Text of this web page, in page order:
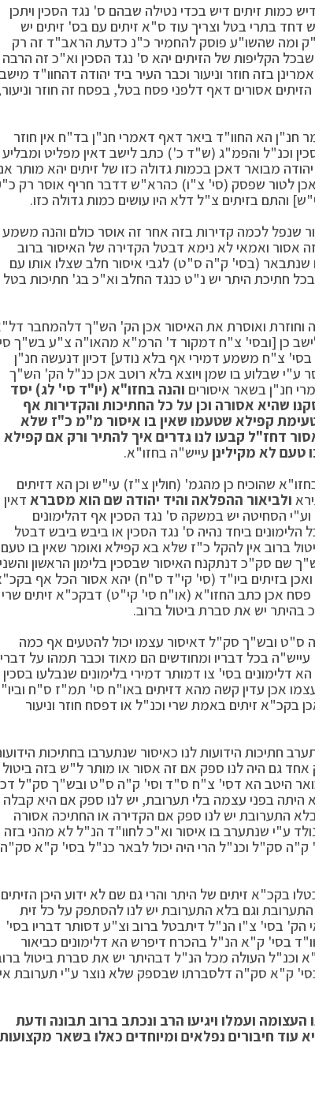
כמות זיתים דיש בכדי נטילה שבהם ס' נגד הסכין ויתכן
דחד בתרי בטל וצריך עוד ס"א זיתים עם בס' זיתים יש
ומה שהשו"ע פוסק להחמיר כ"נ כדעת הראב"ד זה רק
הקליפות של הזיתים יהא ס' נגד הסכין וא"כ זה הרבה
בזה חוזר וניעור וכבר העיר ביד יהודה דהחוו"ד מישב
אסורים דאף דלפני פסח בטל, בפסח זה חוזר
חנ"ן הא החוו"ד ביאר דאף דאמרי חנ"ן בד"ח אין חוזר
וכנ"ל והפמ"ג (ש"ד כ') כתב לישב דאין מפליט ומבליע
מבואר דאכן בכמות גדולה כזו של זיתים יהא מותר
לטור שפסק (סי' צ"ו) כהרא"ש דדבר חריף אוסר רק
והתם בזיתים צ"ל דלא היו עושים כמות גדולה כזו.
לכמה קדירות בזה אחר זה אוסר כולם והנה משמע
אסור ואמאי לא נימא דבטל הקדירה של האיסור ברוב
שנתבאר (בסי' ק"ה ס"ט) לגבי איסור חלב שצלו אותו עם
חתיכת היתר יש נ"ט כנגד החלב וא"כ בג' חתיכות בטל
וחוזרת ואוסרת את האיסור אכן הק' הש"ך דלהמחבר
כן [ובסי' צ"ח דמקור ד' הרמ"א מהאו"ה צ"ע בש"ך
צ"ח משמע דמירי אף בלא נודע] דכיון דנעשה חנ"ן
ע"י שבלוע בו שמן ויוצא בלא רוטב אכן כנ"ל הק' הש"ך
חנ"ן בשאר איסורים והנה בחזו"א (יו"ד סי' לג) יסד
שהיא אסורה וכן על כל החתיכות והקדירות אף
קפילא שטעמו שאין בו איסור מ"מ כ"ז שלא
דחז"ל קבעו לנו גדרים איך להתיר ורק אם קפילא
טעם לא מקילינן עייש"ה בחזו"א.
שהוכיח כן מהגמ' (חולין צ"ז) עי"ש וכן הא דזיתים
ולביאור ההפלאה והיד יהודה שם הוא מסברא דאין
וע"י הסחיטה יש במשקה ס' נגד הסכין אף דהלימונים
ביחד נהיה ס' נגד הסכין או ביבש ביבש דבטל
ברוב אין להקל כ"ז שלא בא קפילא ואומר שאין בו טעם
שם סק"כ דנתקנח האיסור שבסכין בלימון הראשון והשני
ואכן בזיתים ביו"ד (סי' קי"ד ס"ח) יהא אסור הכל אף
אכן כתב החזו"א (או"ח סי' קי"ט) דבקכ"א זיתים שרי
בהיתר יש את סברת ביטול ברוב.
ובש"ך סק"ל דאיסור עצמו יכול להטעים אף כמה
בכל דבריו ומחודשים הם מאוד וכבר תמהו על
דלימונים בסי' צו דמותר דמירי בלימונים שנבלעו בסכין
אכן עדין קשה מהא דזיתים באו"ח סי' תמ"ז ס"ח
בקכ"א זיתים באמת שרי וכנ"ל או דפסח חוזר וניעור
חתיכות הידועות לנו כאיסור שנתערבו בחתיכות
גם היה לנו ספק אם זה אסור או מותר ל"ש בזה ביטול
היטב הא דסי' צ"ח ס"ד וסי' ק"ה ס"ט ובש"ך סק"ל
היתה בפני עצמה בלי תערובת, יש לנו ספק אם היא קבלה
התערובת יש לנו ספק אם הקדירה או החתיכה אסורה
ע"י שנתערב בו איסור וא"כ לחוו"ד הנ"ל לא מהני בזה
ק"ה סק"ל וכנ"ל הרי היה יכול לבאר כנ"ל בסי' ק"א סק"ה
בקכ"א זיתים של היתר והרי גם שם לא ידוע היכן הזיתים
וגם בלא התערובת יש לנו להסתפק על כל זית
בסי' צ"ו הנ"ל דיתבטל ברוב וצ"ע דסותר דבריו בסי'
בסי' ק"א הנ"ל בהכרח דיפרש הא דלימונים כביאור
וכנ"ל העולה מכל הנ"ל דבהיתר יש את סברת ביטול
ק"א סק"ה דלסברתו שבספק שלא נוצר ע"י תערובת
ועמלו ויגיעו הרב ונכתב ברוב תבונה ודעת
עוד חיבורים נפלאים ומיוחדים כאלו בשאר מקצועות